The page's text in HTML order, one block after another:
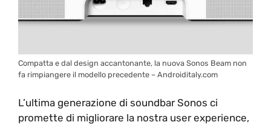
Compatta e dal design accantonante, la nuova Sonos Beam non
fa rimpiangere il modello precedente – Androiditaly.com
L’ultima generazione di soundbar Sonos ci
promette di migliorare la nostra user experience,